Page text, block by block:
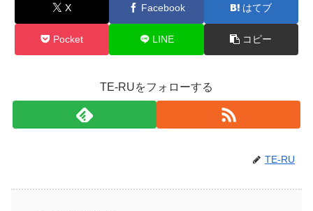
X Facebook はてブ
Pocket LINE コピー
TE-RUをフォローする
TE-RU